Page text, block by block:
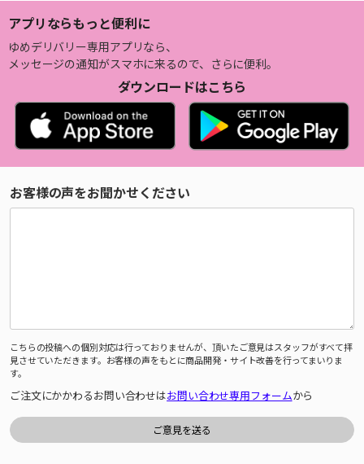
アプリならもっと便利に
ゆめデリバリー専用アプリなら、
メッセージの通知がスマホに来るので、さらに便利。
ダウンロードはこちら
お客様の声をお聞かせください
こちらの投稿への個別対応は行っておりませんが、頂いたご意見はスタッフがすべて拝
見させていただきます。お客様の声をもとに商品開発・サイト改善を行ってまいりま
す。
ご注文にかかわるお問い合わせはお問い合わせ専用フォームから